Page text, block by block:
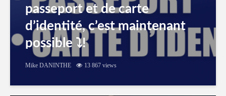
passeport et de carte
d’identité, c’est maintenant
possible ⤵️!
Mike DANINTHE 13 867 views